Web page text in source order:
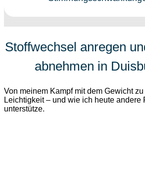
Stoffwechsel anregen
abnehmen in
Von meinem Kampf mit dem Gewicht
Leichtigkeit – und wie ich heute andere
unterstütze.